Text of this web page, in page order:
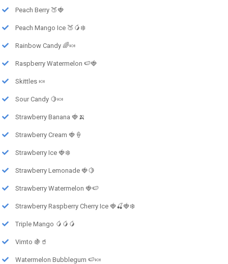
Peach Berry 🍑🍓
Peach Mango Ice 🍑🥭❄️
Rainbow Candy 🌈🍬
Raspberry Watermelon 🍉🍓
Skittles 🍬
Sour Candy 🍋🍬
Strawberry Banana 🍓🍌
Strawberry Cream 🍓🍦
Strawberry Ice 🍓❄️
Strawberry Lemonade 🍓🍋
Strawberry Watermelon 🍓🍉
Strawberry Raspberry Cherry Ice 🍓🍒🍓❄️
Triple Mango 🥭🥭🥭
Vimto 🍇🥤
Watermelon Bubblegum 🍉🍬